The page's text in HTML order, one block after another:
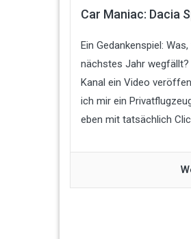
Car Maniac: Dacia
Ein Gedankenspiel:
nächstes Jahr
Kanal ein Video
ich mir ein
eben mit tatsächlich